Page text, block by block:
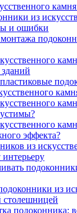
из
и ошибки
эффекта?
из
из
столешницей
подоконника: